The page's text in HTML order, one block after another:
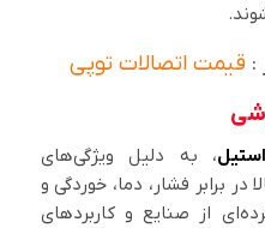
:قیمت اتصالات توپی
، به دلیل ویژگی‌های
برابر فشار، دما، خوردگی و
از صنایع و کاربردهای